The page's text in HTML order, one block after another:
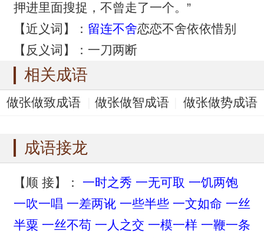
押进里面搜捉，不曾走了一个。”
【近义词】： 留连不舍恋恋不舍依依惜别
【反义词】：一刀两断
相关成语
做张做致成语 做张做智成语
做张做势成语
成语接龙
【顺 接】： 一时之秀 一无可取 一饥两饱
一吹一唱 一差两讹 一些半些 一文如命 一丝
半粟 一丝不苟 一人之交 一模一样 一鞭一条